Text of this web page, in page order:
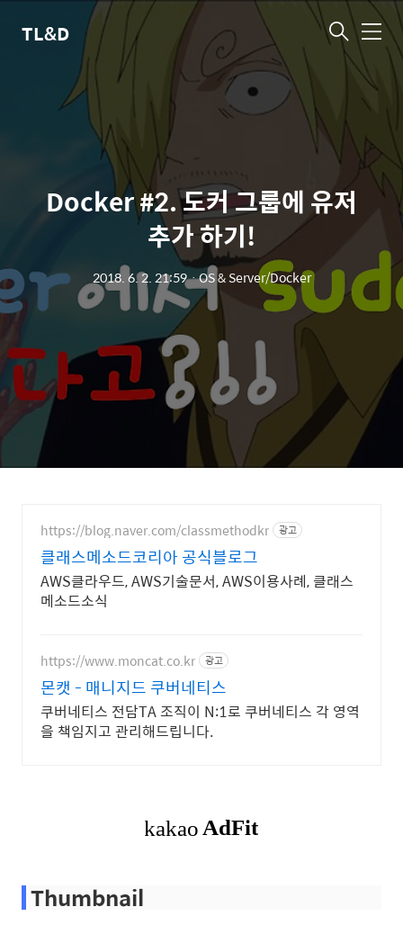
TL&D 메
Docker #2. 도커 그룹에 유저
추가 하기!
2018. 6. 2. 21:59ㆍOS & Server/Docker
https://blog.naver.com/classmethodkr 광고
클래스메소드코리아 공식블로그
AWS클라우드, AWS기술문서, AWS이용사례, 클래스
메소드소식
https://www.moncat.co.kr 광고
몬캣 - 매니지드 쿠버네티스
쿠버네티스 전담TA 조직이 N:1로 쿠버네티스 각 영역
을 책임지고 관리해드립니다.
Thumbnail